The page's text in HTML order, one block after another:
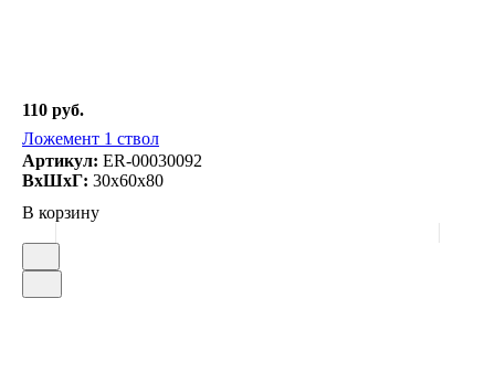
110 руб.
Ложемент 1 ствол
Артикул: ER-00030092
ВxШxГ: 30x60x80
В корзину